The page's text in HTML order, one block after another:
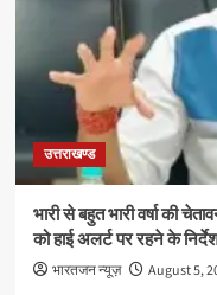
उत्तराखण्ड
भारी से बहुत भारी वर्षा की
को हाई अलर्ट पर रहने के
भारतजन न्यूज़ August 5,